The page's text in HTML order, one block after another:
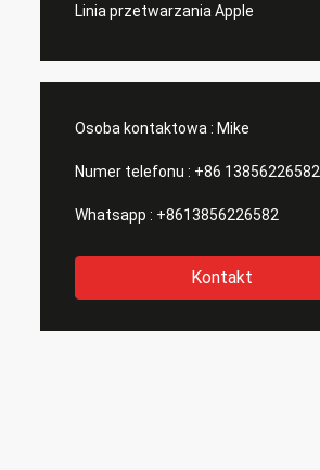
Linia przetwarzania Apple
Osoba kontaktowa : Mike
Numer telefonu : +86 13856226582
Whatsapp : +8613856226582
Kontakt